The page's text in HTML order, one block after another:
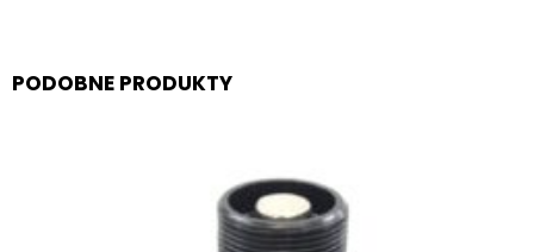
PODOBNE PRODUKTY